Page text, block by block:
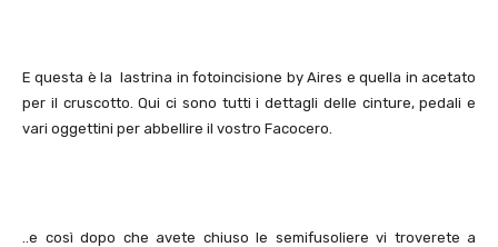
E questa è la lastrina in fotoincisione by Aires e quella in acetato
per il cruscotto. Qui ci sono tutti i dettagli delle cinture, pedali e
vari oggettini per abbellire il vostro Facocero.
..e così dopo che avete chiuso le semifusoliere vi troverete a